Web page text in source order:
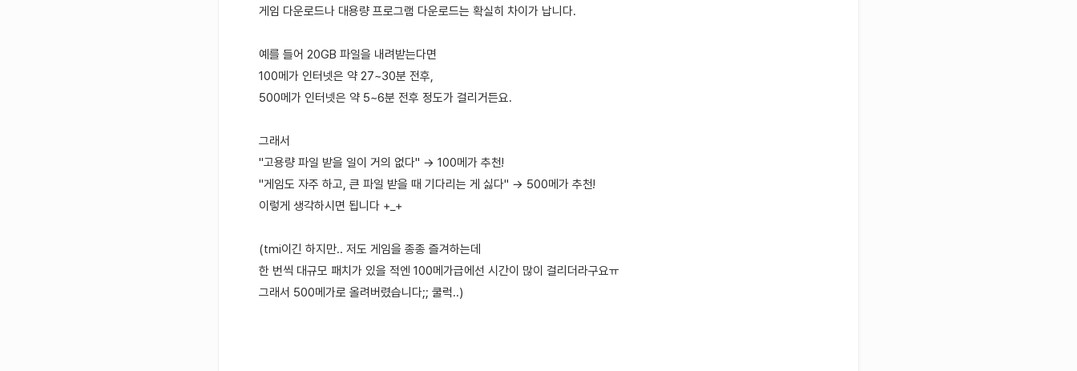
게임 다운로드나 대용량 프로그램 다운로드는 확실히 차이가 납니다.
예를 들어 20GB 파일을 내려받는다면
100메가 인터넷은 약 27~30분 전후,
500메가 인터넷은 약 5~6분 전후 정도가 걸리거든요.
그래서
"고용량 파일 받을 일이 거의 없다" → 100메가 추천!
"게임도 자주 하고, 큰 파일 받을 때 기다리는 게 싫다" → 500메가 추천!
이렇게 생각하시면 됩니다 +_+
(tmi이긴 하지만.. 저도 게임을 종종 즐겨하는데
한 번씩 대규모 패치가 있을 적엔 100메가급에선 시간이 많이 걸리더라구요ㅠ
그래서 500메가로 올려버렸습니다;; 쿨럭..)